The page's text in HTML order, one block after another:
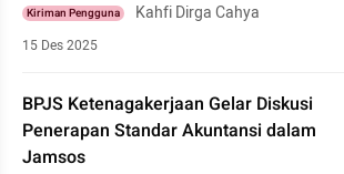
Kiriman Pengguna Kahfi Dirga Cahya
15 Des 2025
BPJS Ketenagakerjaan Gelar Diskusi
Penerapan Standar Akuntansi dalam
Jamsos